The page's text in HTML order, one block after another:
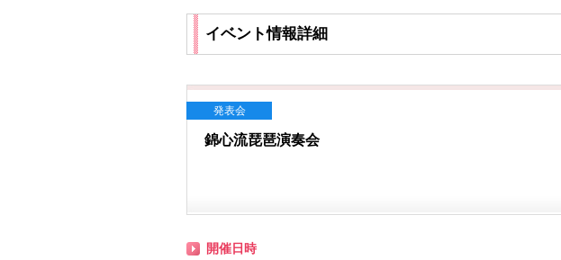
イベント情報詳細
発表会
錦心流琵琶演奏会
開催日時